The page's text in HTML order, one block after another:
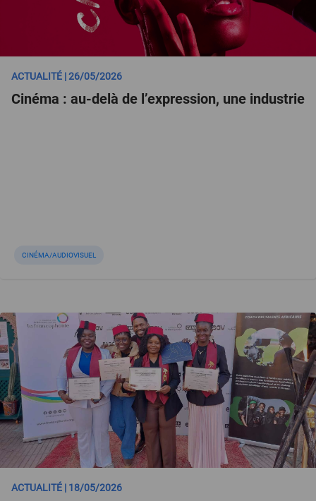
ACTUALITÉ | 26/05/2026
Cinéma : au-delà de l’expression, une industrie
CINÉMA/AUDIOVISUEL
ACTUALITÉ | 18/05/2026